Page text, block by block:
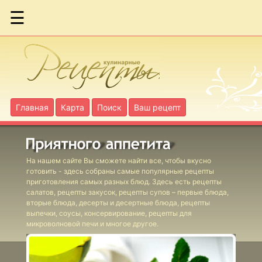
☰
Главная Карта Поиск Ваш рецепт
На нашем сайте Вы сможете найти все, чтобы вкусно
готовить - здесь собраны самые популярные рецепты
приготовления самых разных блюд. Здесь есть рецепты
салатов, рецепты закусок, рецепты супов – первые блюда,
вторые блюда, десерты и десертные блюда, рецепты
выпечки, соусы, консервирование, рецепты для
микроволновой печи и многое другое.
Баклажан
ресторане
птицы
Итальянская
паста